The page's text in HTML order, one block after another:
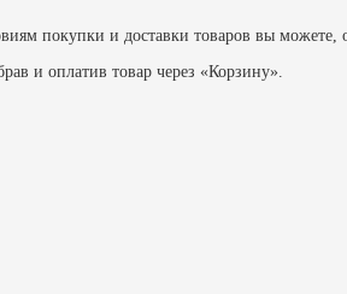
покупки и доставки товаров вы
и оплатив товар через «Корзину».